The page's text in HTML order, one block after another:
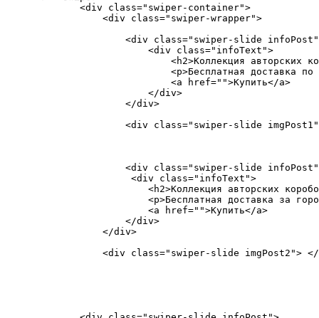
        <div class="swiper-container">
            <div class="swiper-wrapper">
<div class="swiper-slide
                    <div class="infoText">
<h2>Коллекция авторских
<p>Бесплатная доставка
                        <a href="">Купить</a>
                    </div>
                </div>
<div class="swiper-slide
<div class="swiper-slide
                 <div class="infoText">
<h2>Коллекция авторских
<p>Бесплатная доставка за
                    <a href="">Купить</a>
                </div>
            </div>
<div class="swiper-slide imgPost2">